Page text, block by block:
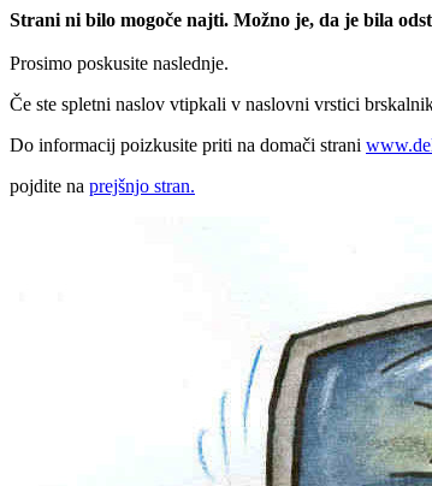
Strani ni bilo mogoče najti. Možno je, da je bila
Prosimo poskusite naslednje.
Če ste spletni naslov vtipkali v naslovni vrstici
Do informacij poizkusite priti na domači strani
pojdite na prejšnjo stran.